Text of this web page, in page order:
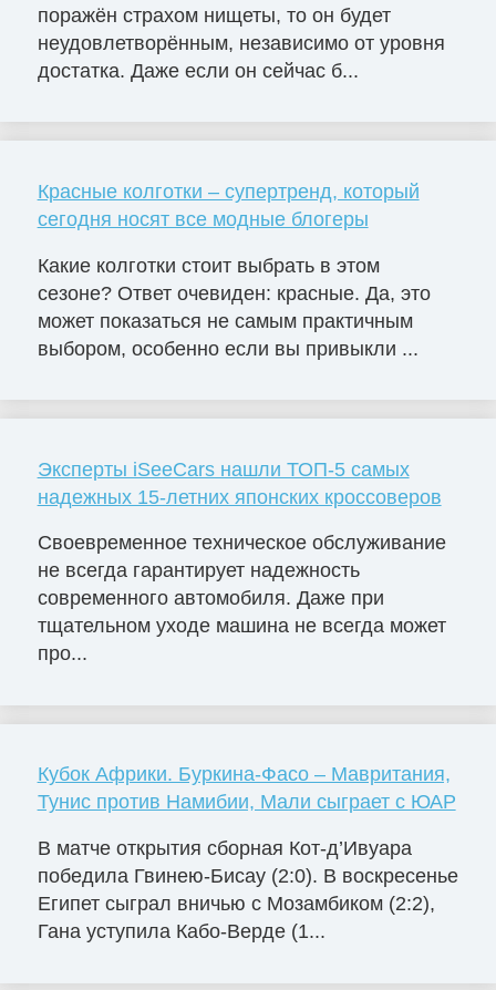
поражён страхом нищеты, то он будет
неудовлетворённым, независимо от уровня
достатка. Даже если он сейчас б...
Красные колготки – супертренд, который
сегодня носят все модные блогеры
Какие колготки стоит выбрать в этом
сезоне? Ответ очевиден: красные. Да, это
может показаться не самым практичным
выбором, особенно если вы привыкли ...
Эксперты iSeeCars нашли ТОП-5 самых
надежных 15-летних японских кроссоверов
Своевременное техническое обслуживание
не всегда гарантирует надежность
современного автомобиля. Даже при
тщательном уходе машина не всегда может
про...
Кубок Африки. Буркина-Фасо – Мавритания,
Тунис против Намибии, Мали сыграет с ЮАР
В матче открытия сборная Кот-д’Ивуара
победила Гвинею-Бисау (2:0). В воскресенье
Египет сыграл вничью с Мозамбиком (2:2),
Гана уступила Кабо-Верде (1...